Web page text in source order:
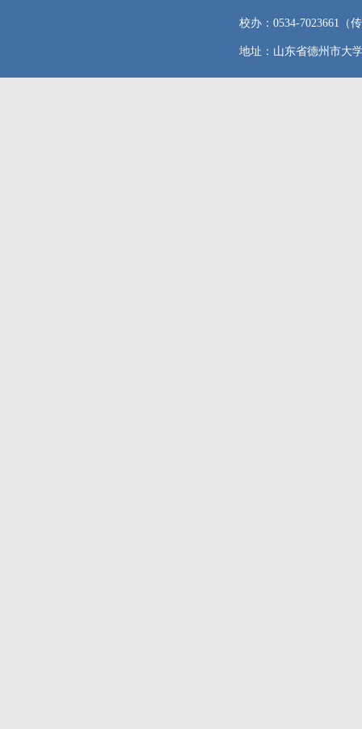
校办：0534-7023661（
地址：山东省德州市大